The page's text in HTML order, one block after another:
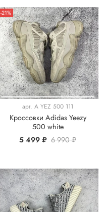
-21%
арт. A YEZ 500 111
Кроссовки Adidas Yeezy
500 white
5 499 ₽ 6 990 ₽